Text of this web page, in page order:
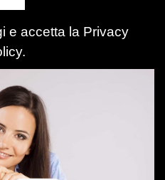
e accetta la Privacy
.